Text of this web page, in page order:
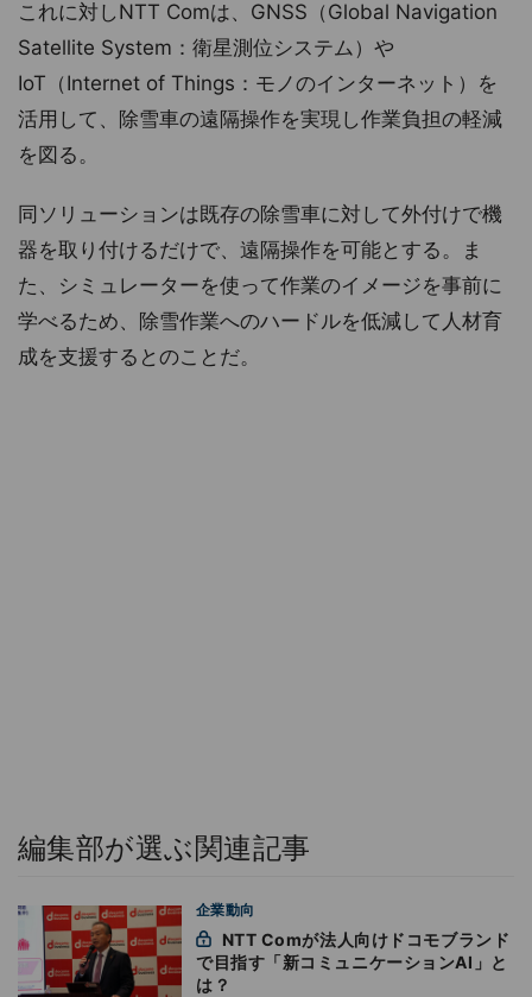
これに対しNTT Comは、GNSS（Global Navigation
Satellite System：衛星測位システム）や
IoT（Internet of Things：モノのインターネット）を
活用して、除雪車の遠隔操作を実現し作業負担の軽減
を図る。
同ソリューションは既存の除雪車に対して外付けで機
器を取り付けるだけで、遠隔操作を可能とする。ま
た、シミュレーターを使って作業のイメージを事前に
学べるため、除雪作業へのハードルを低減して人材育
成を支援するとのことだ。
編集部が選ぶ関連記事
企業動向
で目指す「新コミュニケーションAI」と
は？